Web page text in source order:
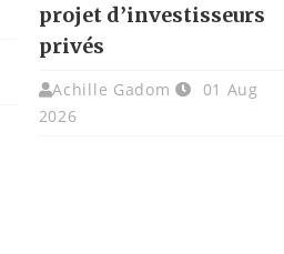
projet d’investisseurs
privés
Achille Gadom
01 Aug
2026